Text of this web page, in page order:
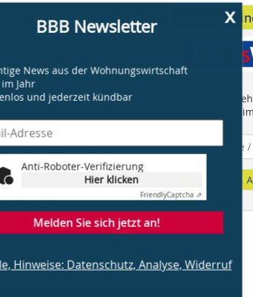
zentrales Problem:
digitalen Insellösungen
Plausibilitätsprüfungen
die uns in der
Wodis Yuneo liefert
wie ich aus der
ausgebaut werden –
(www.aareon.de),
und werden den
aus unseren Digitalen
wie
die
etc. geben. So
Schon jetzt liefert BI
(KPIs) der
ins Thema Business
lässt.“
x
BBB Newsletter
News aus der Wohnungswirtschaft
Jahr
und jederzeit kündbar
Anti-Roboter-Verifizierung
Hier klicken
FriendlyCaptcha ⇗
Melden Sie sich jetzt an!
Hinweise: Datenschutz, Analyse, Widerruf
Anbieter
Finden Sie
"Who is Who